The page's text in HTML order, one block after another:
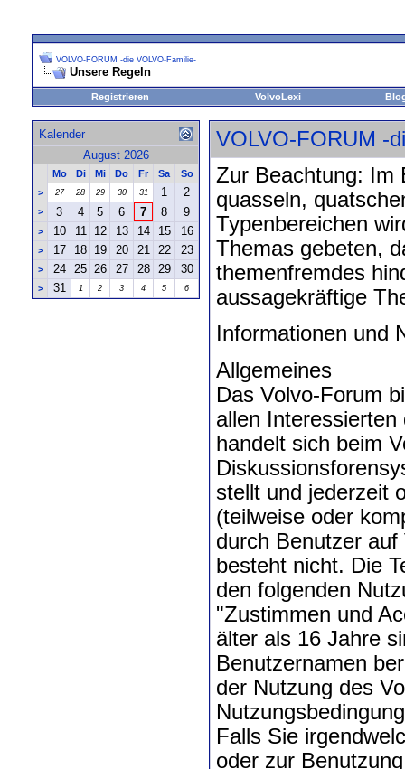
VOLVO-FORUM -die VOLVO-Familie-
Unsere Regeln
Registrieren VolvoLexi
Kalender
August 2026
Mo Di Mi Do Fr Sa
So
>
27 28 29 30 31 1 2
> 3 4 5 6 7 8 9
> 10 11 12 13 14 15 16
> 17 18 19 20 21 22 23
> 24 25 26 27 28 29 30
> 31 1 2 3 4 5 6
VOLVO-FORUM -
Zur Beachtung: Im
quasseln,
Typenbereichen
Themas gebeten,
themenfremdes
aussagekräftige
Informationen und
Allgemeines
Das Volvo-Forum
allen
handelt sich beim
stellt und jederzeit
(teilweise oder
durch Benutzer
besteht nicht. Die
den folgenden
"Zustimmen und
älter als 16 Jahre
Benutzernamen
der Nutzung des
Falls Sie
oder zur